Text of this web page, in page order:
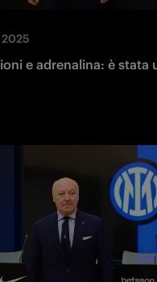
e adrenalina: è stata